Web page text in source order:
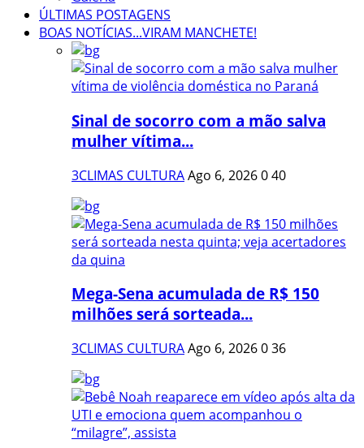
ÚLTIMAS POSTAGENS
BOAS NOTÍCIAS...VIRAM MANCHETE!
Sinal de socorro com a mão salva
mulher vítima...
3CLIMAS CULTURAAgo 6, 2026040
Mega-Sena acumulada de R$ 150
milhões será sorteada...
3CLIMAS CULTURAAgo 6, 2026036